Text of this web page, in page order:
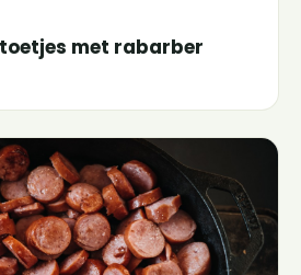
met rabarber